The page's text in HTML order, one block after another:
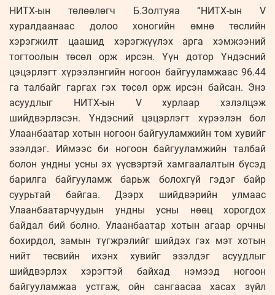
НИТХ-ын төлөөлөгч Б.Золтуяа “НИТХ-ын V
хуралдаанаас долоо хоногийн өмнө төслийн
хэрэгжилт цаашид хэрэгжүүлэх арга хэмжээний
тогтоолын төсөл орж ирсэн. Үүн дотор Үндэсний
цэцэрлэгт хүрээлэнгийн ногоон байгууламжаас 96.44
га талбайг гаргах гэх төсөл орж ирсэн байсан. Энэ
асуудлыг НИТХ-ын V хурлаар хэлэлцэж
шийдвэрлэсэн. Үндэсний цэцэрлэгт хүрээлэн бол
Улаанбаатар хотын ногоон байгууламжийн том хувийг
эзэлдэг. Иймээс би ногоон байгууламжийн талбай
болон ундны усны эх үүсвэртэй хамгаалалтын бүсэд
барилга байгууламж барьж болохгүй гэдэг байр
суурьтай байгаа. Дээрх шийдвэрийн улмаас
Улаанбаатарчуудын ундны усны нөөц хорогдох
байдал бий болно. Улаанбаатар хотын агаар орчны
бохирдол, замын түгжрэлийг шийдэх гэх мэт хотын
нийт төсвийн ихэнх хувийг эзэлдэг асуудлыг
шийдвэрлэх хэрэгтэй байхад нэмээд ногоон
байгууламжаа устгаж, ойн сангаасаа хасах зүйл